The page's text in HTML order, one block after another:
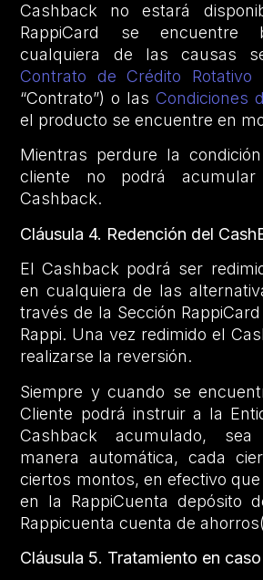
Cashback no estará
RappiCard se encuentre
cualquiera de las causas
Contrato de Crédito Rotativo
“Contrato”) o lasCondiciones
el producto se encuentre en
Mientras perdure la
cliente no podrá
Cashback.
Cláusula 4. Redención del
El Cashback podrá ser
en cualquiera de las
través de la Sección
Rappi. Una vez redimido el
realizarse la reversión.
Siempre y cuando se
Cliente podrá instruir a la
Cashback acumulado,
manera automática, cada
ciertos montos, en efectivo
en la RappiCuenta depósito
Rappicuenta cuenta de
Cláusula 5. Tratamiento en